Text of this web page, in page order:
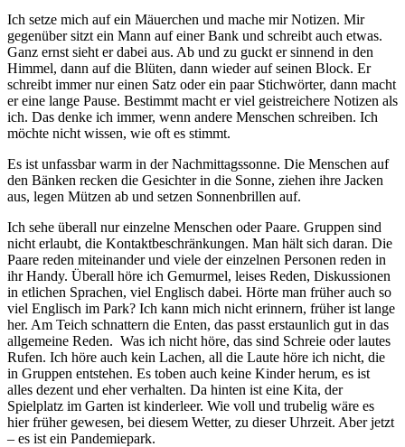
Ich setze mich auf ein Mäuerchen und mache mir Notizen. Mir
gegenüber sitzt ein Mann auf einer Bank und schreibt auch etwas.
Ganz ernst sieht er dabei aus. Ab und zu guckt er sinnend in den
Himmel, dann auf die Blüten, dann wieder auf seinen Block. Er
schreibt immer nur einen Satz oder ein paar Stichwörter, dann macht
er eine lange Pause. Bestimmt macht er viel geistreichere Notizen als
ich. Das denke ich immer, wenn andere Menschen schreiben. Ich
möchte nicht wissen, wie oft es stimmt.
Es ist unfassbar warm in der Nachmittagssonne. Die Menschen auf
den Bänken recken die Gesichter in die Sonne, ziehen ihre Jacken
aus, legen Mützen ab und setzen Sonnenbrillen auf.
Ich sehe überall nur einzelne Menschen oder Paare. Gruppen sind
nicht erlaubt, die Kontaktbeschränkungen. Man hält sich daran. Die
Paare reden miteinander und viele der einzelnen Personen reden in
ihr Handy. Überall höre ich Gemurmel, leises Reden, Diskussionen
in etlichen Sprachen, viel Englisch dabei. Hörte man früher auch so
viel Englisch im Park? Ich kann mich nicht erinnern, früher ist lange
her. Am Teich schnattern die Enten, das passt erstaunlich gut in das
allgemeine Reden. Was ich nicht höre, das sind Schreie oder lautes
Rufen. Ich höre auch kein Lachen, all die Laute höre ich nicht, die
in Gruppen entstehen. Es toben auch keine Kinder herum, es ist
alles dezent und eher verhalten. Da hinten ist eine Kita, der
Spielplatz im Garten ist kinderleer. Wie voll und trubelig wäre es
hier früher gewesen, bei diesem Wetter, zu dieser Uhrzeit. Aber jetzt
– es ist ein Pandemiepark.